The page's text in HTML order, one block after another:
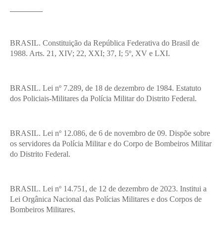
BRASIL. Constituição da República Federativa do Brasil de
1988. Arts. 21, XIV; 22, XXI; 37, I; 5º, XV e LXI.
BRASIL. Lei nº 7.289, de 18 de dezembro de 1984. Estatuto
dos Policiais-Militares da Polícia Militar do Distrito Federal.
BRASIL. Lei nº 12.086, de 6 de novembro de 09. Dispõe sobre
os servidores da Polícia Militar e do Corpo de Bombeiros Militar
do Distrito Federal.
BRASIL. Lei nº 14.751, de 12 de dezembro de 2023. Institui a
Lei Orgânica Nacional das Polícias Militares e dos Corpos de
Bombeiros Militares.